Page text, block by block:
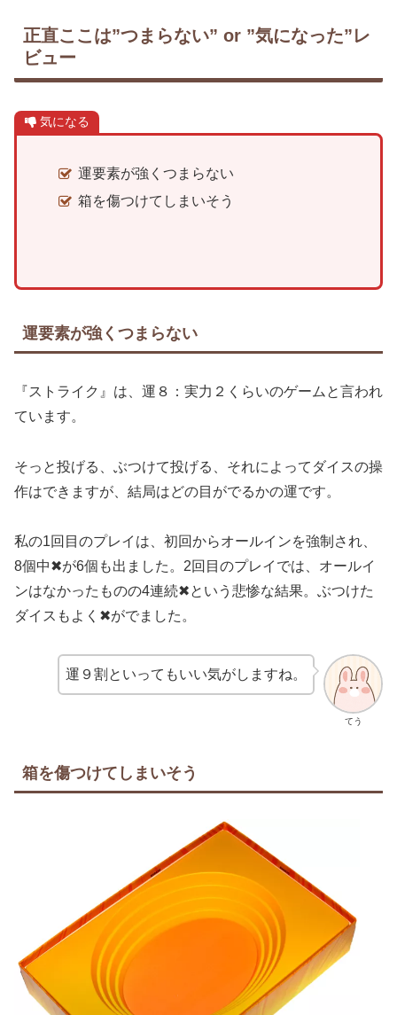
正直ここは”つまらない” or ”気になった”レ
ビュー
気になる
運要素が強くつまらない
箱を傷つけてしまいそう
運要素が強くつまらない
『ストライク』は、運８：実力２くらいのゲームと言われ
ています。
そっと投げる、ぶつけて投げる、それによってダイスの操
作はできますが、結局はどの目がでるかの運です。
私の1回目のプレイは、初回からオールインを強制され、
8個中✖が6個も出ました。2回目のプレイでは、オールイ
ンはなかったものの4連続✖という悲惨な結果。ぶつけた
ダイスもよく✖がでました。
てう
運９割といってもいい気がしますね。
箱を傷つけてしまいそう